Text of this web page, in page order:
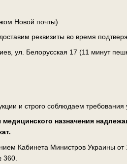
Новой почты)
реквизиты во время
ул. Белорусская 17 (11 минут
и строго соблюдаем требования
назначения
Кабинета Министров Украины
360.